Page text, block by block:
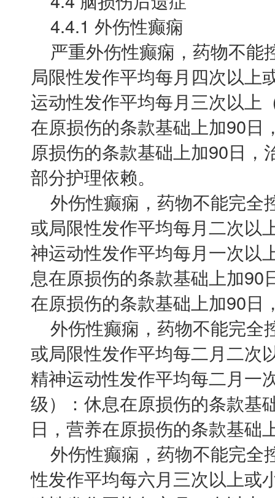
4.4.1 外伤性癫痫
严重外伤性癫痫，药物不能
局限性发作平均每月四次以上
运动性发作平均每月三次以上
在原损伤的条款基础上加90日
原损伤的条款基础上加90日
部分护理依赖。
外伤性癫痫，药物不能完全
或局限性发作平均每月二次以
神运动性发作平均每月一次以
息在原损伤的条款基础上加90
在原损伤的条款基础上加90日
外伤性癫痫，药物不能完全
或局限性发作平均每二月二次
精神运动性发作平均每二月一
级）：休息在原损伤的条款基
日，营养在原损伤的条款基础
外伤性癫痫，药物不能完全
性发作平均每六月三次以上或